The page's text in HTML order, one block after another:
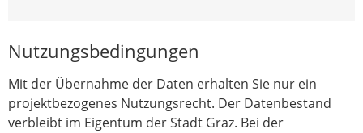
Nutzungsbedingungen
Mit der Übernahme der Daten erhalten Sie nur ein
projektbezogenes Nutzungsrecht. Der Datenbestand
verbleibt im Eigentum der Stadt Graz. Bei der